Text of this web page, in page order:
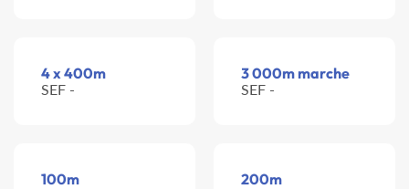
4 x 400m
SEF -
3 000m marche
SEF -
100m 200m